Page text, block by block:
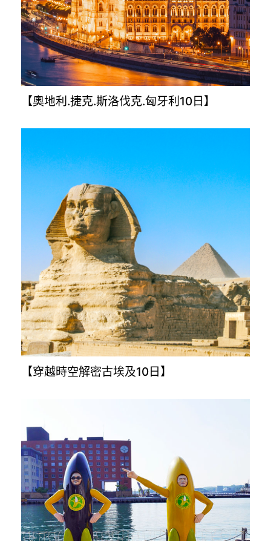
【金旅獎升級版－克.斯.波.蒙12日】
【奧地利.捷克.斯洛伐克.匈牙利10日】